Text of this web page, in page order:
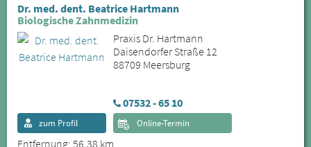
Dr. med. dent. Beatrice Hartmann
Biologische Zahnmedizin
Praxis Dr. Hartmann
Daisendorfer Straße 12
88709 Meersburg
07532 - 65 10
Entfernung: 56.38 km
zum Profil Online-Termin